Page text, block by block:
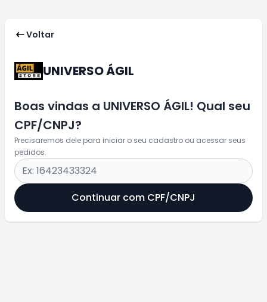
Voltar
UNIVERSO ÁGIL
Boas vindas a UNIVERSO ÁGIL! Qual seu
CPF/CNPJ?
Precisaremos dele para iniciar o seu cadastro ou acessar seus
pedidos.
Continuar com CPF/CNPJ